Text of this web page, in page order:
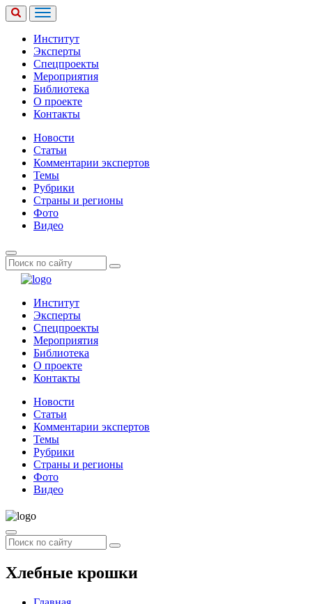
Институт
Эксперты
Спецпроекты
Мероприятия
Библиотека
О проекте
Контакты
Новости
Статьи
Комментарии экспертов
Темы
Рубрики
Страны и регионы
Фото
Видео
Институт
Эксперты
Спецпроекты
Мероприятия
Библиотека
О проекте
Контакты
Новости
Статьи
Комментарии экспертов
Темы
Рубрики
Страны и регионы
Фото
Видео
Хлебные крошки